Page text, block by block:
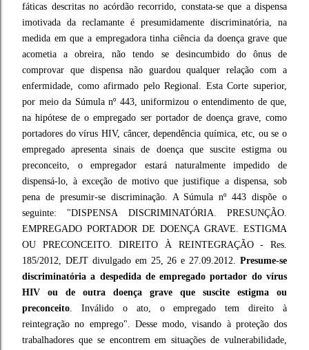
fáticas descritas no acórdão recorrido, constata-se que a dispensa
imotivada da reclamante é presumidamente discriminatória, na
medida em que a empregadora tinha ciência da doença grave que
acometia a obreira, não tendo se desincumbido do ônus de
comprovar que dispensa não guardou qualquer relação com a
enfermidade, como afirmado pelo Regional. Esta Corte superior,
por meio da Súmula nº 443, uniformizou o entendimento de que,
na hipótese de o empregado ser portador de doença grave, como
portadores do vírus HIV, câncer, dependência química, etc, ou se o
empregado apresenta sinais de doença que suscite estigma ou
preconceito, o empregador estará naturalmente impedido de
dispensá-lo, à exceção de motivo que justifique a dispensa, sob
pena de presumir-se discriminação. A Súmula nº 443 dispõe o
seguinte: "DISPENSA DISCRIMINATÓRIA. PRESUNÇÃO.
EMPREGADO PORTADOR DE DOENÇA GRAVE. ESTIGMA
OU PRECONCEITO. DIREITO À REINTEGRAÇÃO - Res.
185/2012, DEJT divulgado em 25, 26 e 27.09.2012. Presume-se
discriminatória a despedida de empregado portador do vírus
HIV ou de outra doença grave que suscite estigma ou
preconceito. Inválido o ato, o empregado tem direito à
reintegração no emprego". Desse modo, visando à proteção dos
trabalhadores que se encontrem em situações de vulnerabilidade,